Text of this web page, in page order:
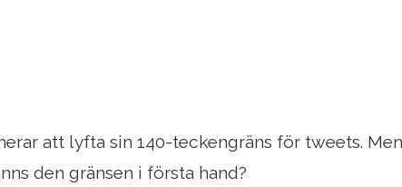
att lyfta sin 140-teckengräns för tweets.
den gränsen i första hand?